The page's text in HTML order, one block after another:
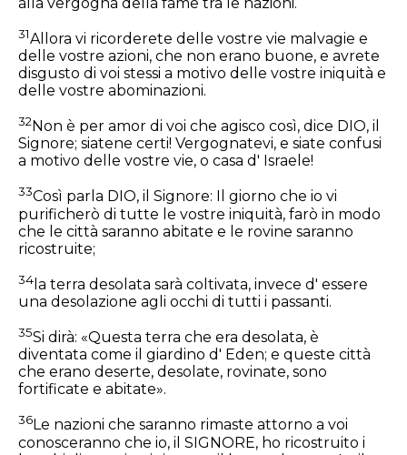
31Allora vi ricorderete delle vostre vie malvagie e
delle vostre azioni, che non erano buone, e avrete
disgusto di voi stessi a motivo delle vostre iniquità e
delle vostre abominazioni.
32 Non è per amor di voi che agisco così, dice DIO, il
Signore; siatene certi! Vergognatevi, e siate confusi
a motivo delle vostre vie, o casa d' Israele!
33Così parla DIO, il Signore: Il giorno che io vi
purificherò di tutte le vostre iniquità, farò in modo
che le città saranno abitate e le rovine saranno
ricostruite;
34 la terra desolata sarà coltivata, invece d' essere
una desolazione agli occhi di tutti i passanti.
35Si dirà: «Questa terra che era desolata, è
diventata come il giardino d' Eden; e queste città
che erano deserte, desolate, rovinate, sono
fortificate e abitate».
36Le nazioni che saranno rimaste attorno a voi
conosceranno che io, il SIGNORE, ho ricostruito i